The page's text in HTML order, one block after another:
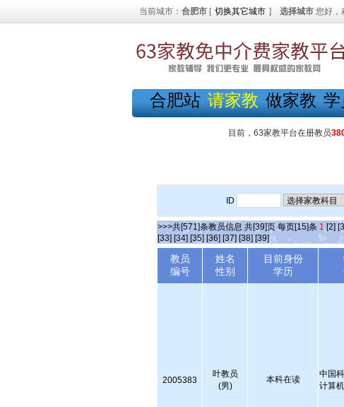
当前城市： 合肥市 [ 切换其它城市 ] 选择城市 您好，
合肥站 请家教 做家教 学
目前，63家教平台在册教员
ID
>>>共[571]条教员信息 共[39]页 每页[15]条 1 [2]
[33] [34] [35] [36] [37] [38] [39]
教员
编号
姓名
性别
目前身份
学历
2005383
叶教员
(男)
本科在读
中国
计算